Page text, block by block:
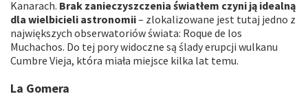
Kanarach. Brak zanieczyszczenia światłem czyni ją idealną
dla wielbicieli astronomii– zlokalizowane jest tutaj jedno z
największych obserwatoriów świata: Roque de los
Muchachos. Do tej pory widoczne są ślady erupcji wulkanu
Cumbre Vieja, która miała miejsce kilka lat temu.
La Gomera